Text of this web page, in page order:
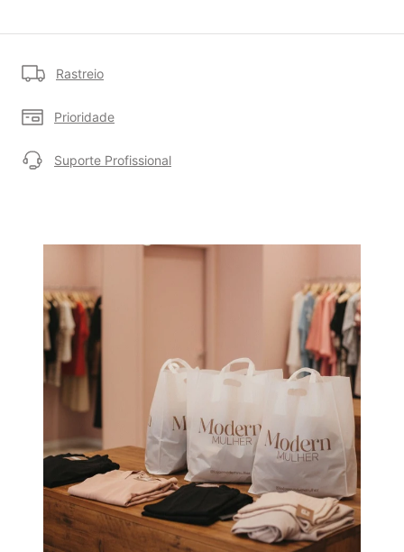
Rastreio
Prioridade
Suporte Profissional